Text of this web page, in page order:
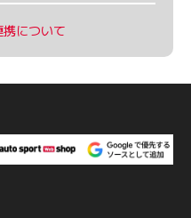
について